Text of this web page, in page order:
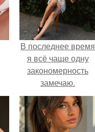
В последнее время
я всё чаще одну
закономерность
замечаю.